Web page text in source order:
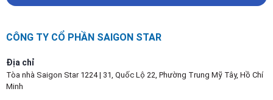
CÔNG TY CỔ PHẦN SAIGON STAR
Địa chỉ
Tòa nhà Saigon Star 1224 | 31, Quốc Lộ 22, Phường Trung Mỹ Tây, Hồ Chí
Minh